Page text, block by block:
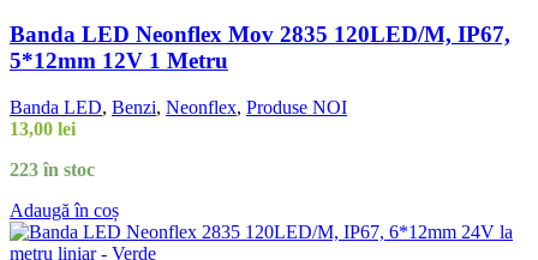
Banda LED Neonflex Mov 2835 120LED/M, IP67,
5*12mm 12V 1 Metru
Banda LED, Benzi, Neonflex, Produse NOI
13,00 lei
223 în stoc
Adaugă în coș